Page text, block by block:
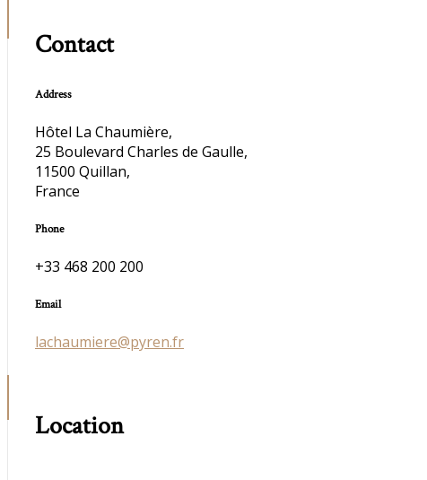
Contact
Address
Hôtel La Chaumière,
25 Boulevard Charles de Gaulle,
11500 Quillan,
France
Phone
+33 468 200 200
Email
lachaumiere@pyren.fr
Location